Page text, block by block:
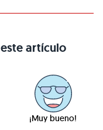
artículo
¡Muy bueno!